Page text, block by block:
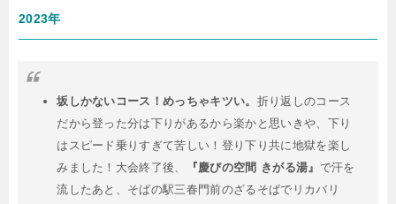
2023年
坂しかないコース！めっちゃキツい。 折り返しのコース
だから登った分は下りがあるから楽かと思いきや、下り
はスピード乗りすぎて苦しい！登り下り共に地獄を楽し
みました！大会終了後、
『慶びの空間 きがる湯』 で汗を
流したあと、そばの駅三春門前のざるそばでリカバリ